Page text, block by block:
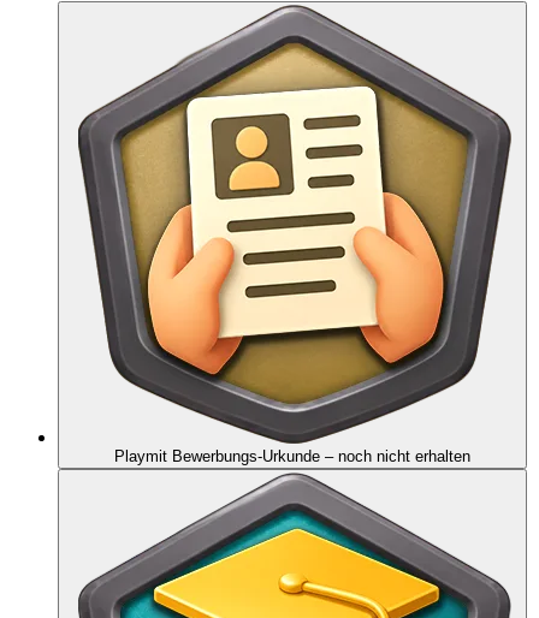
Playmit Bewerbungs-Urkunde – noch nicht erhalten